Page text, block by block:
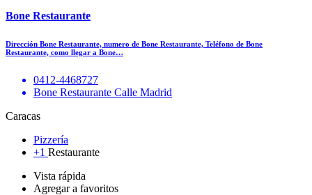
Bone Restaurante
Dirección Bone Restaurante, numero de Bone Restaurante, Teléfono de Bone
Restaurante, como llegar a Bone…
0412-4468727
Bone Restaurante Calle Madrid
Caracas
Pizzería
+1 Restaurante
Vista rápida
Agregar a favoritos